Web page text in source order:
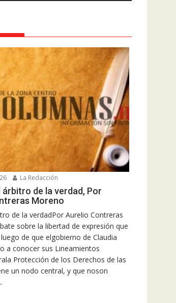
La Redacción
árbitro de la verdad, Por
Moreno
de la verdadPor Aurelio Contreras
sobre la libertad de expresión que
de que elgobierno de Claudia
a conocer sus Lineamientos
Protección de los Derechos de las
un nodo central, y que noson